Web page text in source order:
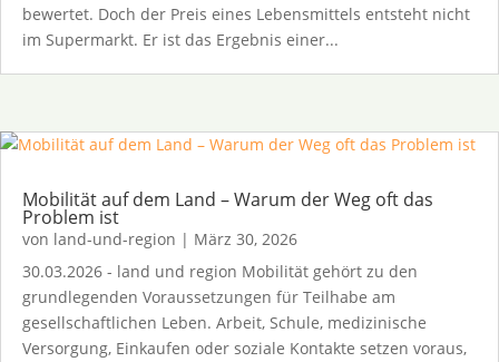
bewertet. Doch der Preis eines Lebensmittels entsteht nicht
im Supermarkt. Er ist das Ergebnis einer...
Mobilität auf dem Land – Warum der Weg oft das
Problem ist
von land-und-region | März 30, 2026
30.03.2026 - land und region Mobilität gehört zu den
grundlegenden Voraussetzungen für Teilhabe am
gesellschaftlichen Leben. Arbeit, Schule, medizinische
Versorgung, Einkaufen oder soziale Kontakte setzen voraus,